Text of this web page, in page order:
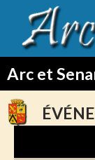
Arc et
TO
CONTENT